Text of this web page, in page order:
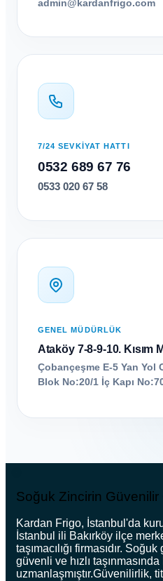
admin@kardanfrigo.com
7/24 SEVKİYAT HATTI
0532 689 67 76
0533 020 67 58
GENEL MÜDÜRLÜK
Ataköy 7-8-9-10. Kısım
Çobançeşme E-5 Yan Yol
Blok No:20/1 İç Kapı
Soğuk Zincirin Güvenilir
Kardan Frigo, İstanbul'da
İstanbul ili Bakırköy ilçe
taşımacılığı firmasıdır.
güvenli ve hızlı
uzmanlaşmıştır.Güvenilirlik,